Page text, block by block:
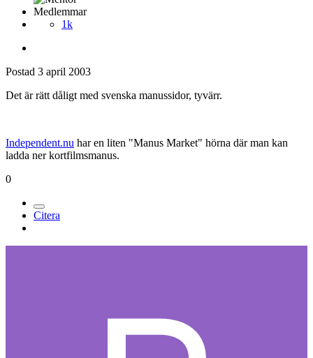
Medlemmar
1k
Postad 3 april 2003
Det är rätt dåligt med svenska manussidor, tyvärr.
Independent.nu har en liten "Manus Market" hörna där man kan
ladda ner kortfilmsmanus.
0
Citera